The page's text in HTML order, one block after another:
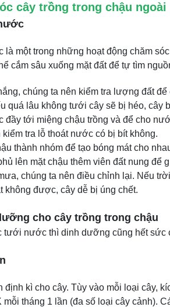
cây trồng trong chậu
một trong những hoạt động chăm
cắm sâu xuống mặt đất để tự tìm
chúng ta nên kiểm tra lượng đất
quá lâu không tưới cây sẽ bị héo, cây
tới miệng chậu trồng và để cho
kiểm tra lỗ thoát nước có bị bít không.
thành nhóm để tạo bóng mát cho
lên mặt chậu thêm viên đất nung
chúng ta nên điều chỉnh lại. Nếu
không được, cây dễ bị úng chết.
cho cây trồng trong chậu
tưới nước thì dinh dưỡng cũng hết sức
định kì cho cây. Tùy vào mỗi loại cây,
mỗi tháng 1 lần (đa số loại cây cảnh).